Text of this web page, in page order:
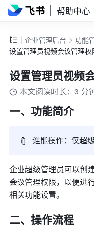
帮助中心
企业管理后台 功能
设置管理员视频会议管理权
设置管理员视频
本文阅读时长：3 分
一、功能简介
🔖 谁能操作：仅超
企业超级管理员可以创
会议管理权限，以便进
相关功能设置。
二、操作流程